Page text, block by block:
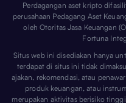
Perdagangan aset kripto
perusahaan Pedagang Aset
oleh Otoritas Jasa Keuangan
Fortuna
Situs web ini disediakan hanya
terdapat di situs ini tidak
ajakan, rekomendasi, atau
produk keuangan, atau
merupakan aktivitas berisiko